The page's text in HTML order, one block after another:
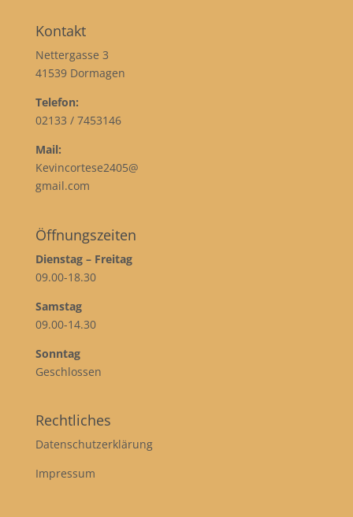
Kontakt
Nettergasse 3
41539 Dormagen
Telefon:
02133 / 7453146
Mail:
Kevincortese2405@
gmail.com
Öffnungszeiten
Dienstag – Freitag
09.00-18.30
Samstag
09.00-14.30
Sonntag
Geschlossen
Rechtliches
Datenschutzerklärung
Impressum